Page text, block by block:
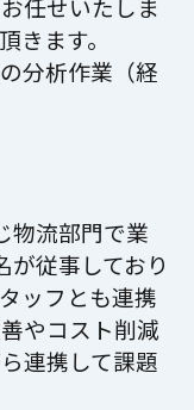
きます。
分析作業（経
物流部門で業
従事しており
ッフとも連携
やコスト削減
連携して課題